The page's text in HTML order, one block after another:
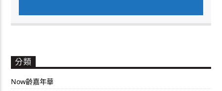
分類
Now齡嘉年華